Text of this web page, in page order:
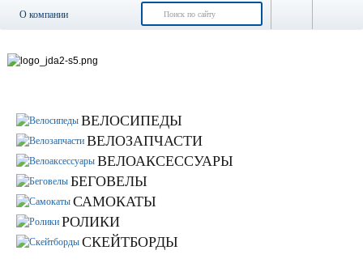
О компании
Новости
ВЕЛОСИПЕДЫ
ВЕЛОЗАПЧАСТИ
ВЕЛОАКСЕССУАРЫ
БЕГОВЕЛЫ
САМОКАТЫ
РОЛИКИ
СКЕЙТБОРДЫ